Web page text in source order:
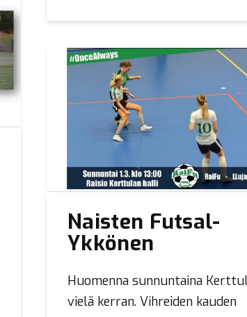
Naisten Futsal-
Ykkönen
Huomenna sunnuntaina
vielä kerran. Vihreiden kauden